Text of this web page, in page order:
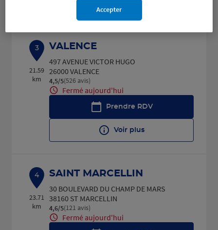
Voir plus
3
21.59
km
VALENCE
497 AVENUE VICTOR HUGO
26000 VALENCE
4,5/5Note de 4.5 sur 5
(526 avis)
Fermé aujourd'hui
Prendre RDV
Voir plus
4
23.71
km
SAINT MARCELLIN
30 BOULEVARD DU CHAMP DE MARS
38160 ST MARCELLIN
4,6/5Note de 4.6 sur 5
(121 avis)
Fermé aujourd'hui
Accepter